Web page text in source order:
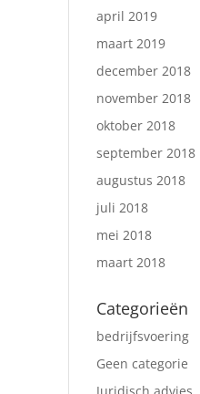
april 2019
maart 2019
december 2018
november 2018
oktober 2018
september 2018
augustus 2018
juli 2018
mei 2018
maart 2018
Categorieën
bedrijfsvoering
Geen categorie